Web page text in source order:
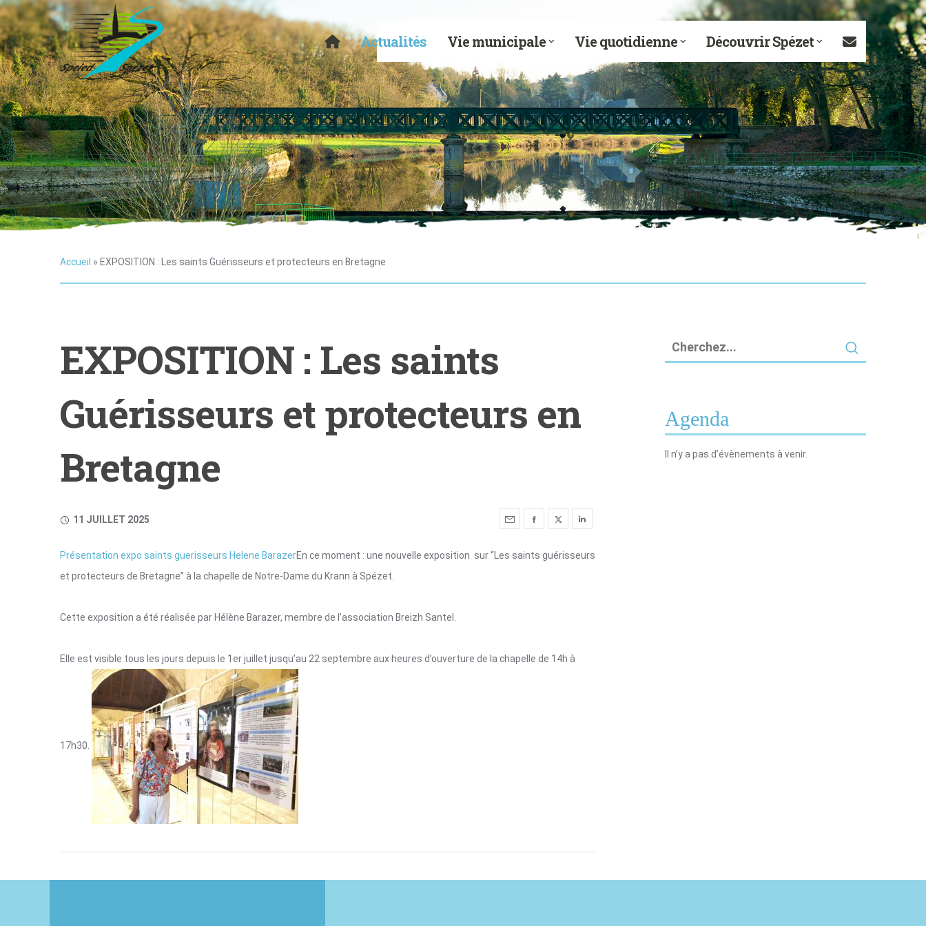
Actualités Vie municipale Vie quotidienne Découvrir Spézet
Accueil » EXPOSITION : Les saints Guérisseurs et protecteurs en Bretagne
EXPOSITION : Les saints
Guérisseurs et protecteurs en
Bretagne
11 JUILLET 2025
Présentation expo saints guerisseurs Helene BarazerEn ce moment : une nouvelle exposition sur “Les saints guérisseurs
et protecteurs de Bretagne” à la chapelle de Notre-Dame du Krann à Spézet.
Cette exposition a été réalisée par Hélène Barazer, membre de l’association Breizh Santel.
Elle est visible tous les jours depuis le 1er juillet jusqu’au 22 septembre aux heures d’ouverture de la chapelle de 14h à
17h30.
Agenda
Il n’y a pas d’évènements à venir.